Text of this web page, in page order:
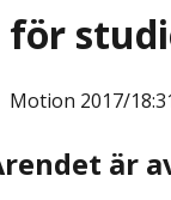
för
Motion 2017/
är